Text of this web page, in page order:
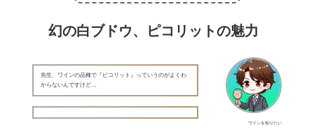
幻の白ブドウ、ピコリットの魅力
ワインを知りたい
先生、ワインの品種で『ピコリット』っていうのがよくわ
からないんですけど…